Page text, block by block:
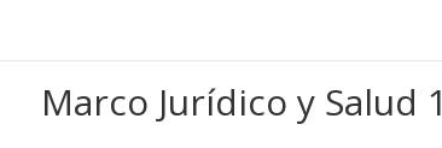
Marco Jurídico y Salud 1